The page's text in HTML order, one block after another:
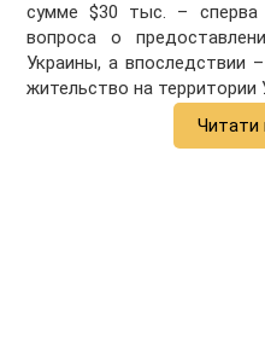
сумме $30 тыс. – сперва
вопроса о
Украины, а впоследствии
жительство на территории
Читати